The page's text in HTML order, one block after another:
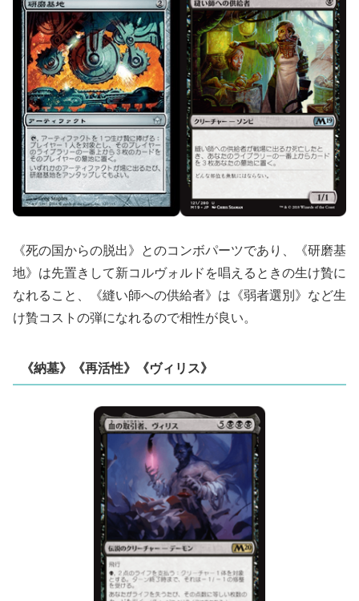
《死の国からの脱出》とのコンボパーツであり、《研磨基
地》は先置きして新コルヴォルドを唱えるときの生け贄に
なれること、《縫い師への供給者》は《弱者選別》など生
け贄コストの弾になれるので相性が良い。
《納墓》《再活性》《ヴィリス》